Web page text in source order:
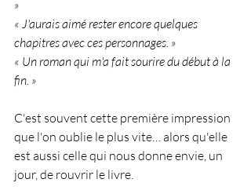
»
« J'aurais aimé rester encore quelques
chapitres avec ces personnages. »
« Un roman qui m'a fait sourire du début à la
fin. »
C'est souvent cette première impression
que l'on oublie le plus vite… alors qu'elle
est aussi celle qui nous donne envie, un
jour, de rouvrir le livre.